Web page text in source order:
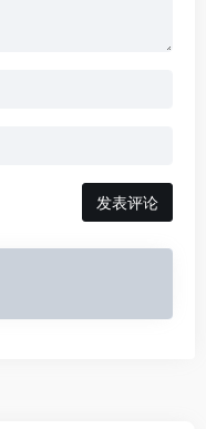
发表评论